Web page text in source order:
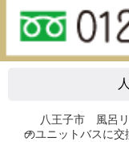
八王子市 風呂
のユニットバスに交